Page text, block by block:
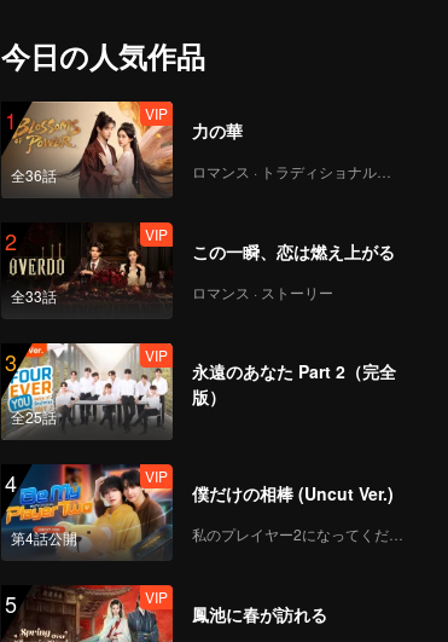
今日の人気作品
1
全36話
VIP
力の華
ロマンス · トラディショナル・コスチューム
2
全33話
VIP
この一瞬、恋は燃え上がる
ロマンス · ストーリー
3
全25話
VIP
永遠のあなた Part 2（完全
版）
4
第4話公開
VIP
僕だけの相棒 (Uncut Ver.)
私のプレイヤー2になってください
5 VIP
鳳池に春が訪れる